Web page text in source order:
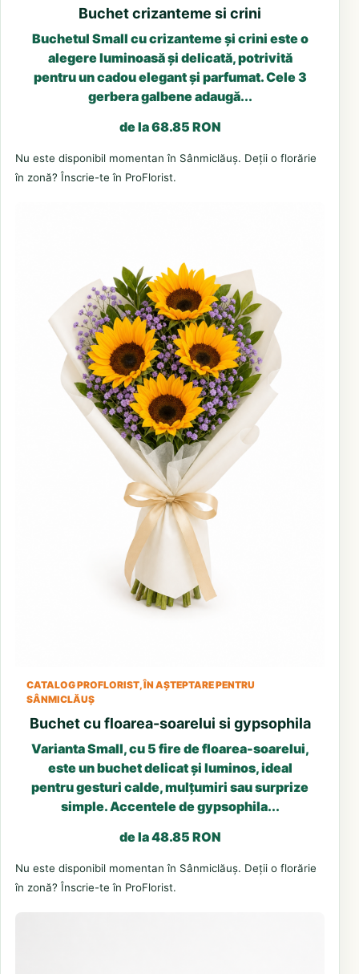
Buchet crizanteme si crini
Buchetul Small cu crizanteme și crini este o
alegere luminoasă și delicată, potrivită
pentru un cadou elegant și parfumat. Cele 3
gerbera galbene adaugă...
de la 68.85 RON
Nu este disponibil momentan în Sânmiclăuș. Deții o florărie
în zonă? Înscrie-te în ProFlorist.
CATALOG PROFLORIST, ÎN AȘTEPTARE PENTRU
SÂNMICLĂUȘ
Buchet cu floarea-soarelui si gypsophila
Varianta Small, cu 5 fire de floarea-soarelui,
este un buchet delicat și luminos, ideal
pentru gesturi calde, mulțumiri sau surprize
simple. Accentele de gypsophila...
de la 48.85 RON
Nu este disponibil momentan în Sânmiclăuș. Deții o florărie
în zonă? Înscrie-te în ProFlorist.